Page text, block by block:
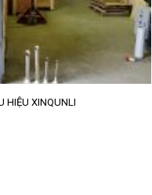
HIỆU XINQUNLI